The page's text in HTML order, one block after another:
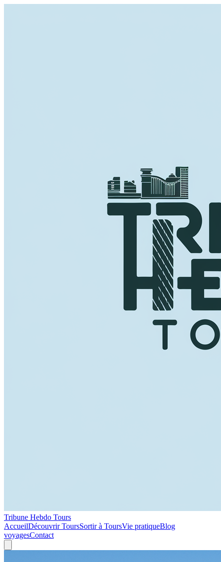
Tribune Hebdo Tours
AccueilDécouvrir ToursSortir à ToursVie pratiqueBlog
voyagesContact